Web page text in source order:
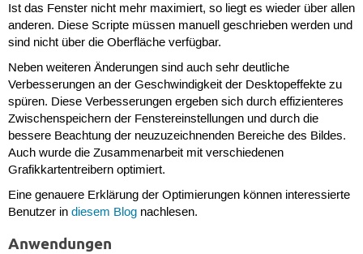
Ist das Fenster nicht mehr maximiert, so liegt es wieder über allen
anderen. Diese Scripte müssen manuell geschrieben werden und
sind nicht über die Oberfläche verfügbar.
Neben weiteren Änderungen sind auch sehr deutliche
Verbesserungen an der Geschwindigkeit der Desktopeffekte zu
spüren. Diese Verbesserungen ergeben sich durch effizienteres
Zwischenspeichern der Fenstereinstellungen und durch die
bessere Beachtung der neuzuzeichnenden Bereiche des Bildes.
Auch wurde die Zusammenarbeit mit verschiedenen
Grafikkartentreibern optimiert.
Eine genauere Erklärung der Optimierungen können interessierte
Benutzer in diesem Blognachlesen.
Anwendungen